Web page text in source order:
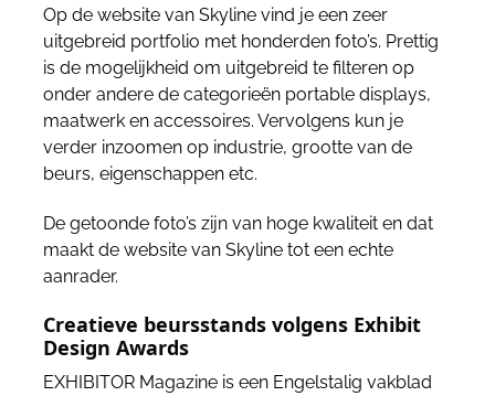
Op de website van Skyline vind je een zeer
uitgebreid portfolio met honderden foto’s. Prettig
is de mogelijkheid om uitgebreid te filteren op
onder andere de categorieën portable displays,
maatwerk en accessoires. Vervolgens kun je
verder inzoomen op industrie, grootte van de
beurs, eigenschappen etc.
De getoonde foto’s zijn van hoge kwaliteit en dat
maakt de website van Skyline tot een echte
aanrader.
Creatieve beursstands volgens Exhibit
Design Awards
EXHIBITOR Magazine is een Engelstalig vakblad